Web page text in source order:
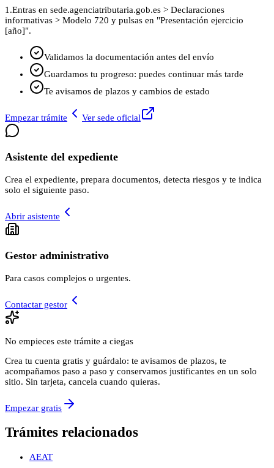
1.Entras en sede.agenciatributaria.gob.es > Declaraciones
informativas > Modelo 720 y pulsas en "Presentación ejercicio
[año]".
Validamos la documentación antes del envío
Guardamos tu progreso: puedes continuar más tarde
Te avisamos de plazos y cambios de estado
Empezar trámite Ver sede oficial
Asistente del expediente
Crea el expediente, prepara documentos, detecta riesgos y te indica
solo el siguiente paso.
Abrir asistente
Gestor administrativo
Para casos complejos o urgentes.
Contactar gestor
No empieces este trámite a ciegas
Crea tu cuenta gratis y guárdalo: te avisamos de plazos, te
acompañamos paso a paso y conservamos justificantes en un solo
sitio. Sin tarjeta, cancela cuando quieras.
Empezar gratis
Trámites relacionados
AEAT